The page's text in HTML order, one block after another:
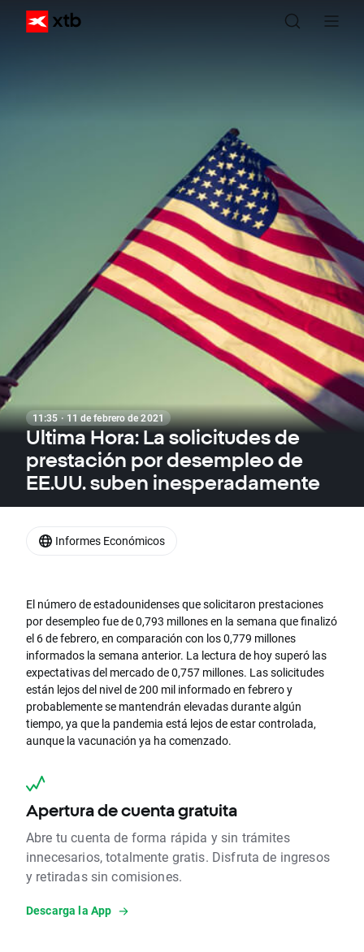
11:35 · 11 de febrero de 2021
Ultima Hora: La solicitudes de
prestación por desempleo de
EE.UU. suben inesperadamente
El número de estadounidenses que solicitaron prestaciones
por desempleo fue de 0,793 millones en la semana que finalizó
el 6 de febrero, en comparación con los 0,779 millones
informados la semana anterior. La lectura de hoy superó las
expectativas del mercado de 0,757 millones. Las solicitudes
están lejos del nivel de 200 mil informado en febrero y
probablemente se mantendrán elevadas durante algún
tiempo, ya que la pandemia está lejos de estar controlada,
aunque la vacunación ya ha comenzado.
Apertura de cuenta gratuita
Abre tu cuenta de forma rápida y sin trámites
innecesarios, totalmente gratis. Disfruta de ingresos
y retiradas sin comisiones.
Descarga la App
Informes Económicos